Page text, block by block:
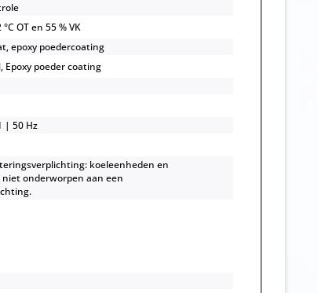
OT en 55 % VK
epoxy poedercoating
poeder coating
| 50 Hz
koeleenheden en
onderworpen aan een